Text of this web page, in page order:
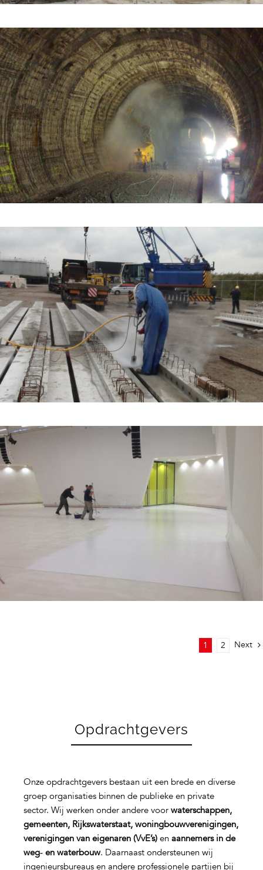
1 2 Next
Opdrachtgevers
Onze opdrachtgevers bestaan uit een brede en diverse
groep organisaties binnen de publieke en private
sector. Wij werken onder andere voor waterschappen,
gemeenten, Rijkswaterstaat, woningbouwverenigingen,
verenigingen van eigenaren (VvE’s)en aannemers in de
weg‑ en waterbouw. Daarnaast ondersteunen wij
ingenieursbureaus en andere professionele partijen bij